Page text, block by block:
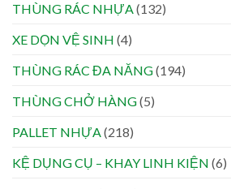
THÙNG RÁC NHỰA(132)
XE DỌN VỆ SINH (4)
THÙNG RÁC ĐA NĂNG(194)
THÙNG CHỞ HÀNG(5)
PALLET NHỰA(218)
KỆ DỤNG CỤ – KHAY LINH KIỆN (6)